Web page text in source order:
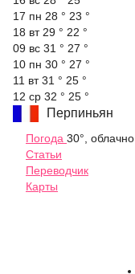
17 пн 28 ° 23 °
18 вт 29 ° 22 °
09 вс 31 ° 27 °
10 пн 30 ° 27 °
11 вт31 ° 25 °
12 ср 32 ° 25 °
Перпиньян
Погода 30°, облачно
Статьи
Переводчик
Карты